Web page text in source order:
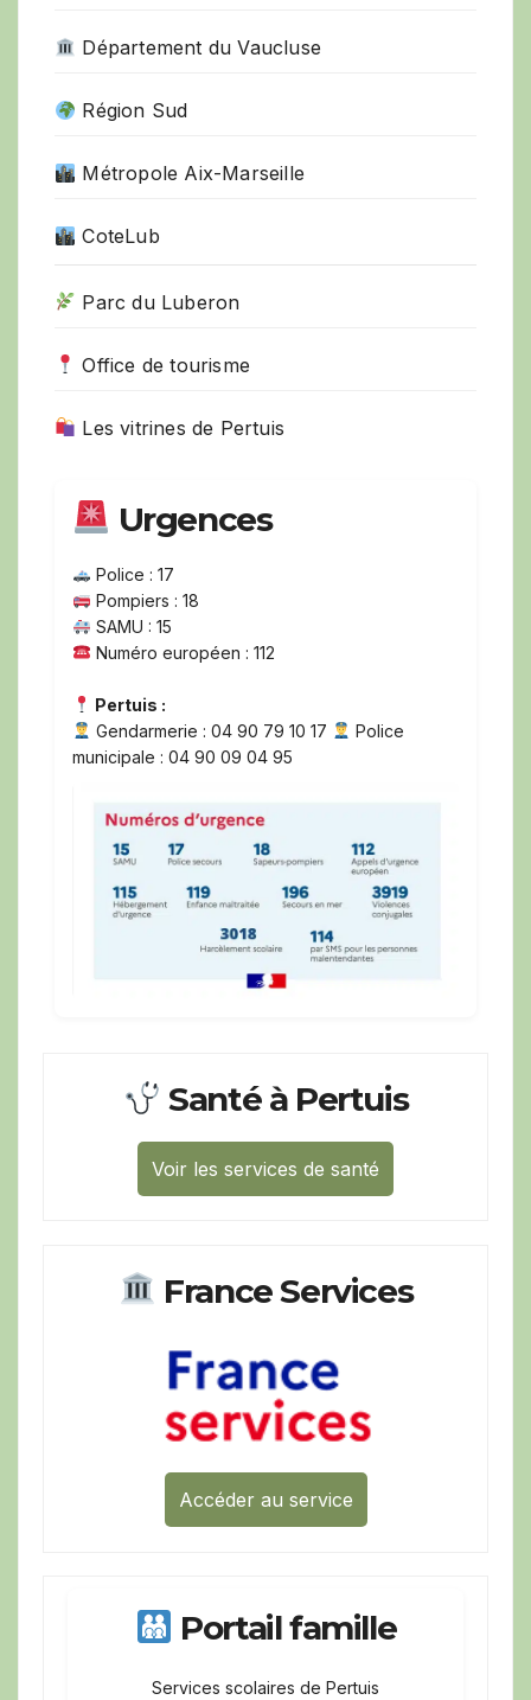
Département du Vaucluse
Région Sud
Métropole Aix-Marseille
CoteLub
Parc du Luberon
Office de tourisme
Les vitrines de Pertuis
Urgences
Police : 17
Pompiers : 18
SAMU : 15
Numéro européen : 112
Pertuis :
Gendarmerie : 04 90 79 10 17
Police
municipale : 04 90 09 04 95
Santé à Pertuis
Voir les services de santé
France Services
Accéder au service
Portail famille
Services scolaires de Pertuis